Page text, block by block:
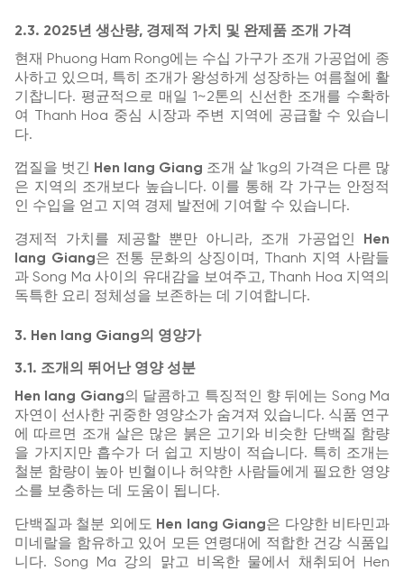
2.3. 2025년 생산량, 경제적 가치 및 완제품 조개 가격
현재 Phuong Ham Rong에는 수십 가구가 조개 가공업에 종
사하고 있으며, 특히 조개가 왕성하게 성장하는 여름철에 활
기찹니다. 평균적으로 매일 1~2톤의 신선한 조개를 수확하
여 Thanh Hoa 중심 시장과 주변 지역에 공급할 수 있습니
다.
껍질을 벗긴 Hen lang Giang 조개 살 1kg의 가격은 다른 많
은 지역의 조개보다 높습니다. 이를 통해 각 가구는 안정적
인 수입을 얻고 지역 경제 발전에 기여할 수 있습니다.
경제적 가치를 제공할 뿐만 아니라, 조개 가공업인
Hen
lang Giang은 전통 문화의 상징이며, Thanh 지역 사람들
과 Song Ma 사이의 유대감을 보여주고, Thanh Hoa 지역의
독특한 요리 정체성을 보존하는 데 기여합니다.
3. Hen lang Giang의 영양가
3.1. 조개의 뛰어난 영양 성분
Hen lang Giang의 달콤하고 특징적인 향 뒤에는 Song Ma
자연이 선사한 귀중한 영양소가 숨겨져 있습니다. 식품 연구
에 따르면 조개 살은 많은 붉은 고기와 비슷한 단백질 함량
을 가지지만 흡수가 더 쉽고 지방이 적습니다. 특히 조개는
철분 함량이 높아 빈혈이나 허약한 사람들에게 필요한 영양
소를 보충하는 데 도움이 됩니다.
단백질과 철분 외에도 Hen lang Giang은 다양한 비타민과
미네랄을 함유하고 있어 모든 연령대에 적합한 건강 식품입
니다. Song Ma 강의 맑고 비옥한 물에서 채취되어 Hen